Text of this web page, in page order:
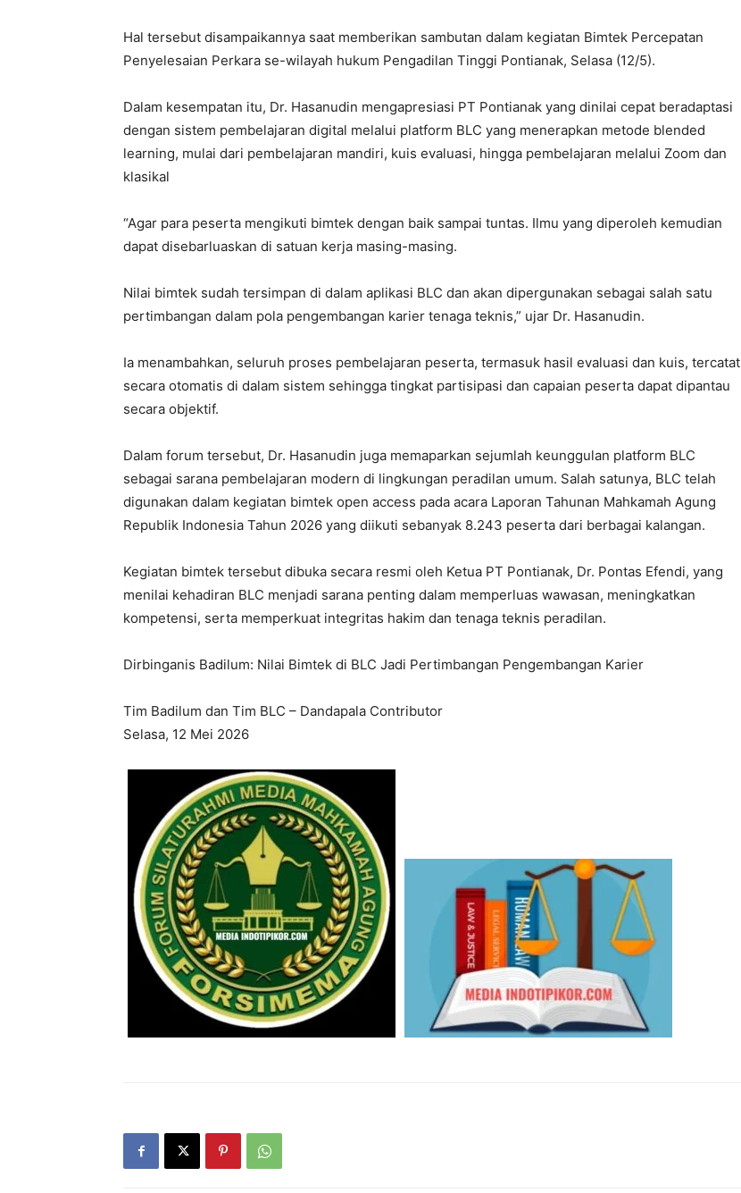
I've read and accept the Privacy Policy.
Hal tersebut disampaikannya saat memberikan sambutan dalam kegiatan Bimtek Percepatan
Penyelesaian Perkara se-wilayah hukum Pengadilan Tinggi Pontianak, Selasa (12/5).
Dalam kesempatan itu, Dr. Hasanudin mengapresiasi PT Pontianak yang dinilai cepat beradaptasi
dengan sistem pembelajaran digital melalui platform BLC yang menerapkan metode blended
learning, mulai dari pembelajaran mandiri, kuis evaluasi, hingga pembelajaran melalui Zoom dan
klasikal
“Agar para peserta mengikuti bimtek dengan baik sampai tuntas. Ilmu yang diperoleh kemudian
dapat disebarluaskan di satuan kerja masing-masing.
Nilai bimtek sudah tersimpan di dalam aplikasi BLC dan akan dipergunakan sebagai salah satu
pertimbangan dalam pola pengembangan karier tenaga teknis,” ujar Dr. Hasanudin.
Ia menambahkan, seluruh proses pembelajaran peserta, termasuk hasil evaluasi dan kuis, tercatat
secara otomatis di dalam sistem sehingga tingkat partisipasi dan capaian peserta dapat dipantau
secara objektif.
Dalam forum tersebut, Dr. Hasanudin juga memaparkan sejumlah keunggulan platform BLC
sebagai sarana pembelajaran modern di lingkungan peradilan umum. Salah satunya, BLC telah
digunakan dalam kegiatan bimtek open access pada acara Laporan Tahunan Mahkamah Agung
Republik Indonesia Tahun 2026 yang diikuti sebanyak 8.243 peserta dari berbagai kalangan.
Kegiatan bimtek tersebut dibuka secara resmi oleh Ketua PT Pontianak, Dr. Pontas Efendi, yang
menilai kehadiran BLC menjadi sarana penting dalam memperluas wawasan, meningkatkan
kompetensi, serta memperkuat integritas hakim dan tenaga teknis peradilan.
Dirbinganis Badilum: Nilai Bimtek di BLC Jadi Pertimbangan Pengembangan Karier
Tim Badilum dan Tim BLC – Dandapala Contributor
Selasa, 12 Mei 2026